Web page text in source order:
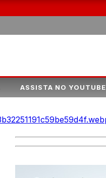
ASSISTA NO YOUTUBE